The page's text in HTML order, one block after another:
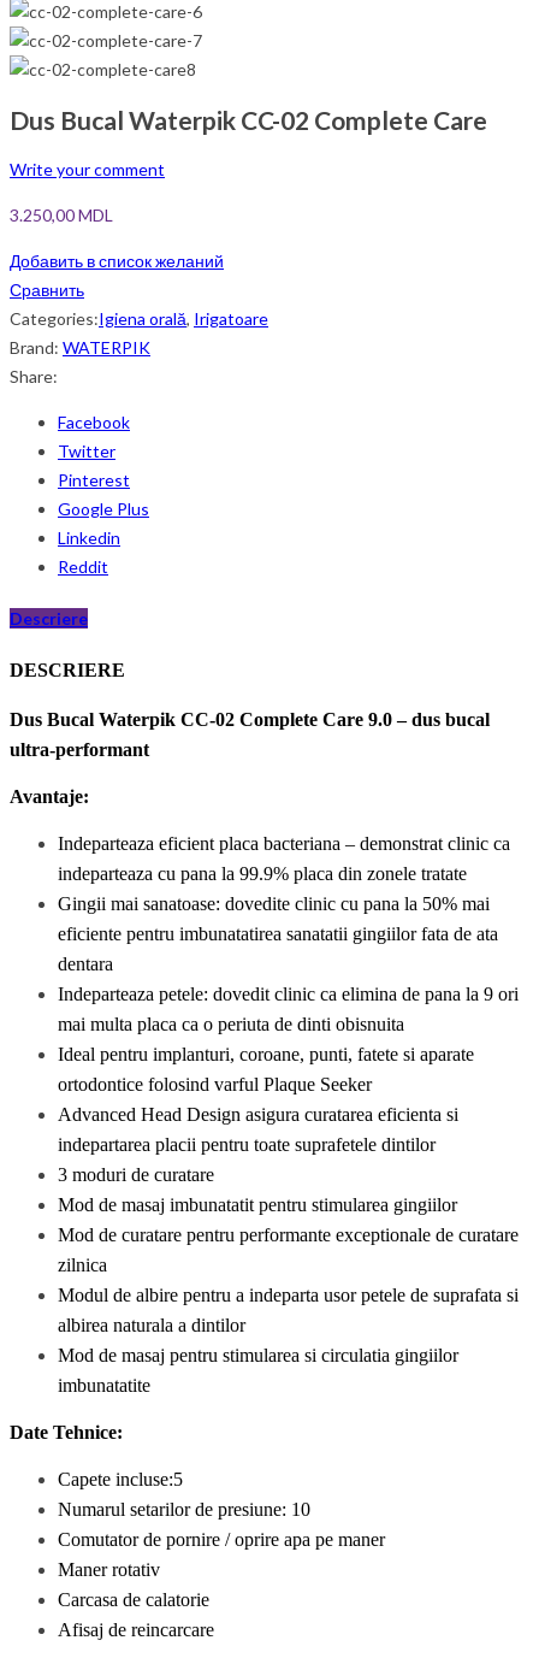
Dus Bucal Waterpik CC-02 Complete Care
Write your comment
3.250,00MDL
Добавить в список желаний
Сравнить
Categories:Igiena orală, Irigatoare
Brand: WATERPIK
Share:
Facebook
Twitter
Pinterest
Google Plus
Linkedin
Reddit
Descriere
DESCRIERE
Dus Bucal Waterpik CC-02 Complete Care 9.0 – dus bucal
ultra-performant
Avantaje:
Indeparteaza eficient placa bacteriana – demonstrat clinic ca
indeparteaza cu pana la 99.9% placa din zonele tratate
Gingii mai sanatoase: dovedite clinic cu pana la 50% mai
eficiente pentru imbunatatirea sanatatii gingiilor fata de ata
dentara
Indeparteaza petele: dovedit clinic ca elimina de pana la 9 ori
mai multa placa ca o periuta de dinti obisnuita
Ideal pentru implanturi, coroane, punti, fatete si aparate
ortodontice folosind varful Plaque Seeker
Advanced Head Design asigura curatarea eficienta si
indepartarea placii pentru toate suprafetele dintilor
3 moduri de curatare
Mod de masaj imbunatatit pentru stimularea gingiilor
Mod de curatare pentru performante exceptionale de curatare
zilnica
Modul de albire pentru a indeparta usor petele de suprafata si
albirea naturala a dintilor
Mod de masaj pentru stimularea si circulatia gingiilor
imbunatatite
Date Tehnice:
Capete incluse:5
Numarul setarilor de presiune: 10
Comutator de pornire / oprire apa pe maner
Maner rotativ
Carcasa de calatorie
Afisaj de reincarcare